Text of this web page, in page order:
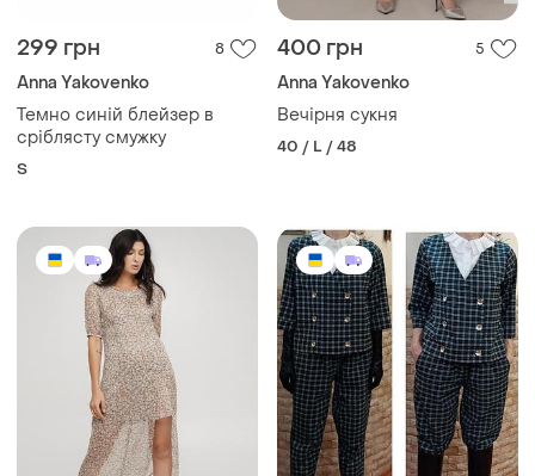
299 грн 8
Anna Yakovenko
Темно синій блейзер в
сріблясту смужку
S
400 грн 5
Anna Yakovenko
Вечірня сукня
40 / L / 48